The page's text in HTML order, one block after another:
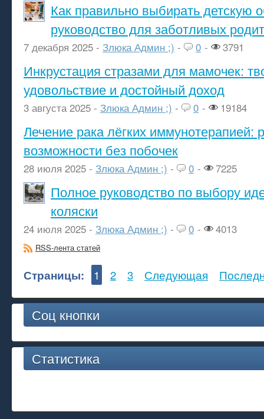
Как правильно выбирать детскую
руководство для заботливых
7 декабря 2025 - Злюка Админ ;) - 0 - 3791
Инкрустация стразами для мамочек:
удовольствие и достойный доход
3 августа 2025 - Злюка Админ ;) - 0 - 19184
Лечение рака лёгких иммунотерапией:
возможности без побочек
28 июля 2025 - Злюка Админ ;) - 0 - 7225
Полное руководство по выбору
коляски
24 июля 2025 - Злюка Админ ;) - 0 - 4013
RSS-лента статей
Страницы: 1 2 3 Следующая
Соц кнопки
Статистика